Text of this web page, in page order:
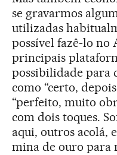
se gravarmos
utilizadas
possível fazê-lo no
principais
possibilidade para
como “certo,
“perfeito, muito
com dois toques.
aqui, outros acolá,
mina de ouro para